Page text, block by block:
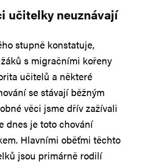
učitelky neuznávají
stupně konstatuje,
s migračními kořeny
učitelů a některé
se stávají běžným
věci jsme dřív zažívali
dnes je toto chování
Hlavními oběťmi těchto
jsou primárně rodilí